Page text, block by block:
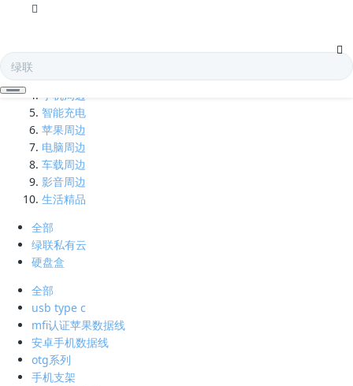
蓝牙耳机
手机周边
智能充电
苹果周边
电脑周边
车载周边
影音周边
生活精品
全部
绿联私有云
硬盘盒
全部
usb type c
mfi认证苹果数据线
安卓手机数据线
otg系列
手机支架